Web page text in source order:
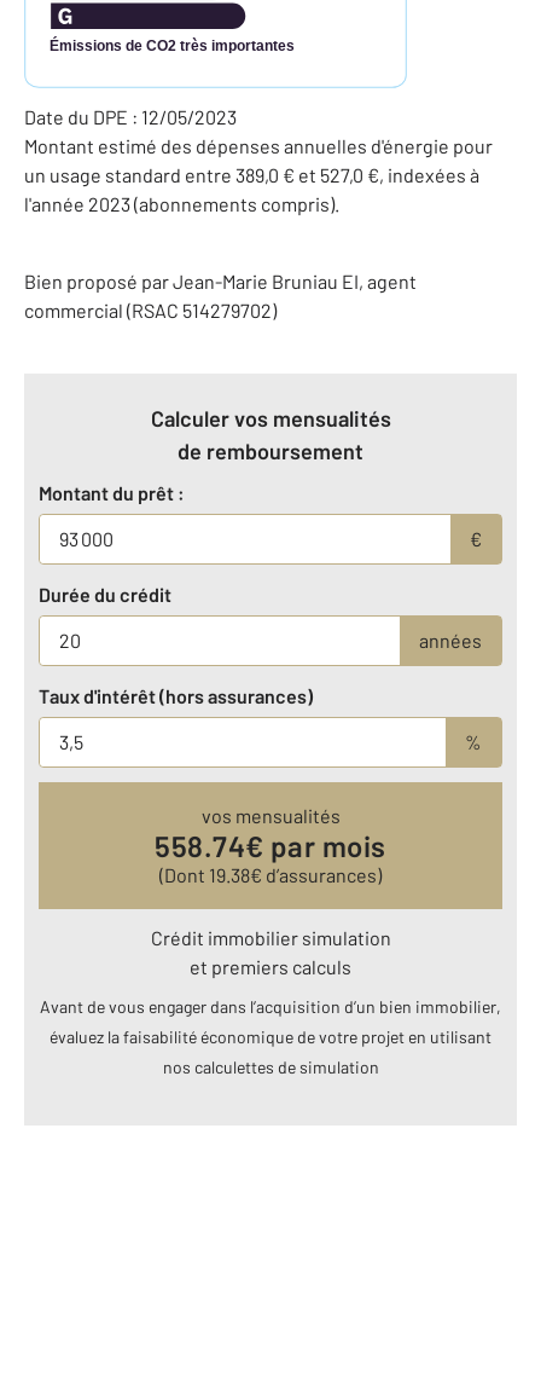
Émissions de CO2 très importantes
Date du DPE : 12/05/2023
Montant estimé des dépenses annuelles d'énergie pour
un usage standard entre 389,0 € et 527,0 €, indexées à
l'année 2023 (abonnements compris).
Bien proposé parJean-Marie Bruniau EI, agent
commercial (RSAC 514279702)
Calculer vos mensualités
de remboursement
Montant du prêt :
€
Durée du crédit
années
Taux d'intérêt (hors assurances)
%
vos mensualités
558.74€ par mois
(Dont 19.38€ d’assurances)
Crédit immobilier simulation
et premiers calculs
Avant de vous engager dans l’acquisition d’un bien immobilier,
évaluez la faisabilité économique de votre projet en utilisant
nos calculettes de simulation